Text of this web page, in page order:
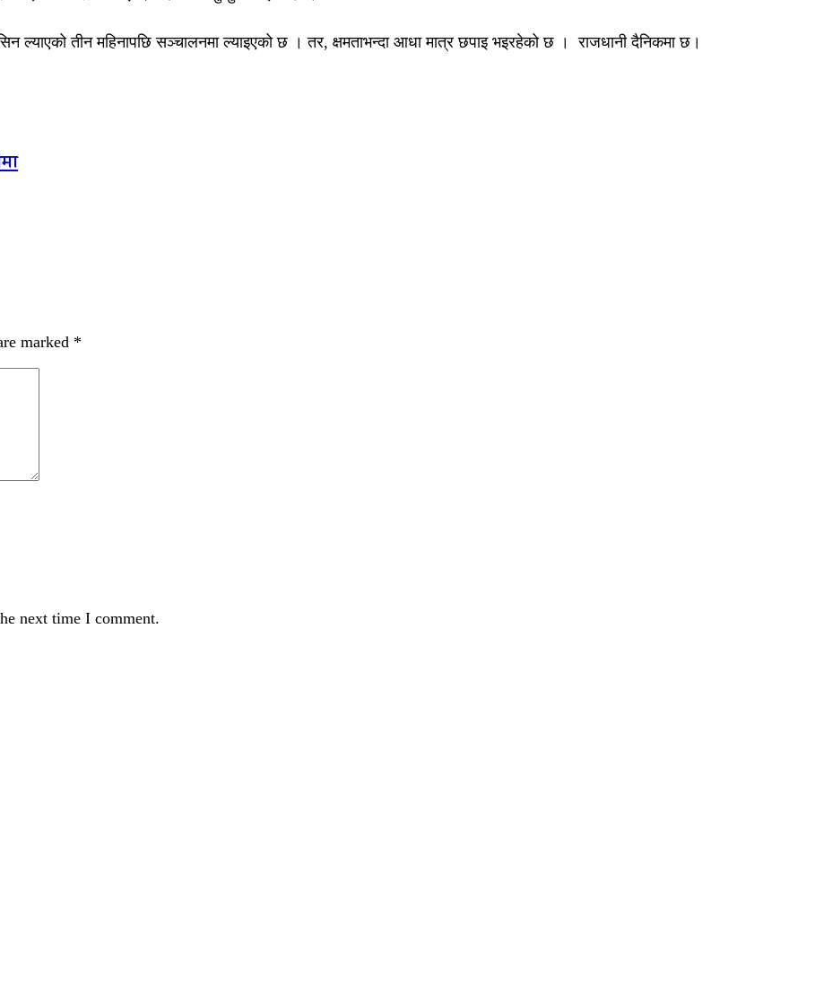
मेसिन ल्याएको तीन महिनापछि सञ्चालनमा ल्याइएको छ । तर, क्षमताभन्दा आधा मात्र छपाइ भइरहेको छ । राजधानी दैनिकमा छ।
marked *
next time I comment.